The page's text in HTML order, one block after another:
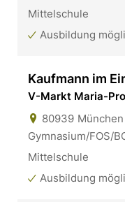
Mittelschule
Ausbildung
Kaufmann im
V-Markt Maria-
80939 München
Gymnasium/FOS/
Mittelschule
Ausbildung